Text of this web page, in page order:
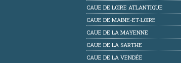
CAUE DE LOIRE ATLANTIQUE
CAUE DE MAINE-ET-LOIRE
CAUE DE LA MAYENNE
CAUE DE LA SARTHE
CAUE DE LA VENDÉE